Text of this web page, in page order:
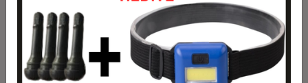
1.969,23 TL
6
334,12 TL
2.004,71 TL
7
291,46 TL
2.040,19 TL
8
259,46 TL
2.075,67 TL